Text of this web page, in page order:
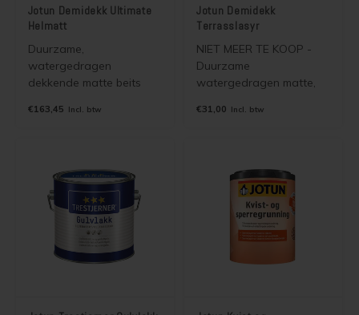
Jotun Demidekk Ultimate
Helmatt
Duurzame,
watergedragen
dekkende matte beits
buiten die de
mogelijk maakt. Matte
variant van Jotun
Demidekk Ultimate
€163,45 Incl. btw
Jotun Demidekk
Terrasslasyr
NIET MEER TE KOOP -
Duurzame
watergedragen matte,
dekkende beits voor
gevelpanelen, terrassen,
vlonders, meubels,
schuttingen en
steigerhout. Laat de
structuur van het hout
€31,00 Incl. btw